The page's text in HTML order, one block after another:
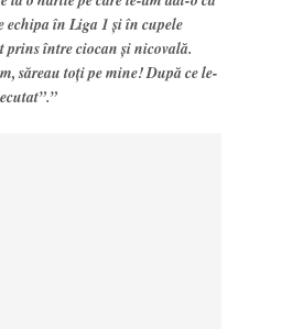
echipa în Liga 1 și în cupele
prins între ciocan și nicovală.
săreau toți pe mine! După ce le-